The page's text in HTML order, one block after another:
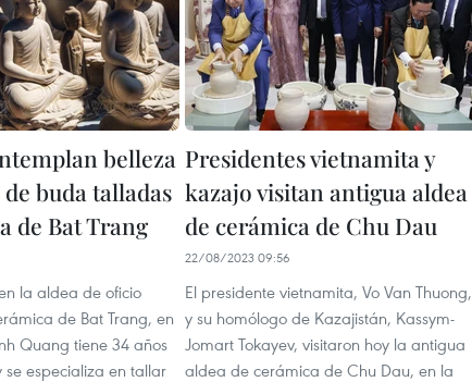
belleza
de buda talladas
de Bat Trang
la aldea de oficio
de Bat Trang, en
Quang tiene 34 años
especializa en tallar
Presidentes vietnamita y
kazajo visitan antigua aldea
de cerámica de Chu Dau
22/08/2023 09:56
El presidente vietnamita, Vo Van Thuong,
y su homólogo de Kazajistán, Kassym-
Jomart Tokayev, visitaron hoy la antigua
aldea de cerámica de Chu Dau, en la